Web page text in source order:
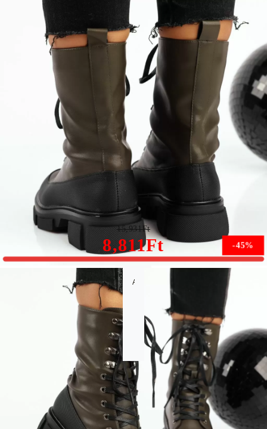
Oszi női bakancs zöld Raffa #8837M
-45%
8,811Ft
15,931Ft
A méret nem érhető el
Szólj, ha elérhető lesz